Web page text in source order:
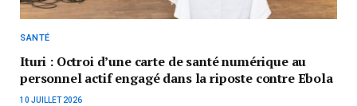
SANTÉ
Ituri : Octroi d’une carte de santé numérique au
personnel actif engagé dans la riposte contre Ebola
10 JUILLET 2026